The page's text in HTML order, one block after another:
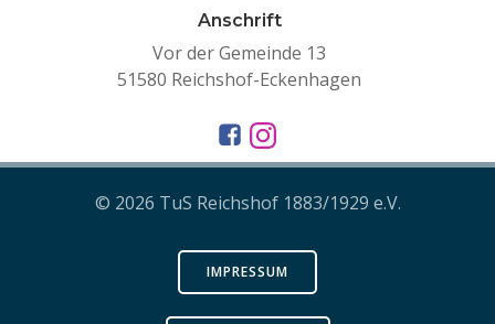
Anschrift
Vor der Gemeinde 13
51580 Reichshof-Eckenhagen
© 2026 TuS Reichshof 1883/1929 e.V.
IMPRESSUM